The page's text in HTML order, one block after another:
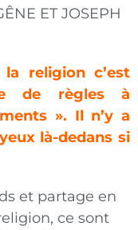
ET JOSEPH
religion c’est
de règles à
». Il n’y a
là-dedans si
et partage en
ce sont